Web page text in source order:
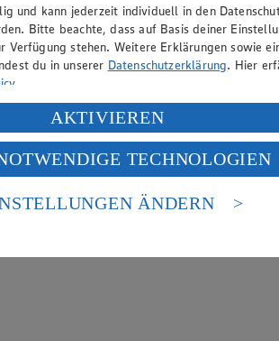
und kann jederzeit individuell in den
Bitte beachte, dass auf Basis deiner
Verfügung stehen. Weitere Erklärungen sowie
du in unserer Datenschutzerklärung. Hier
.
Daten in den USA durch Facebook und
willigst du im Sinne des Art. 49 Abs. 1 Satz
verarbeitet werden. Der EuGH sieht die USA
nicht angemessenen Datenschutzniveau
amerikanische Behörden.
AKTIVIEREN
TECHNOLOGIEN
ÄNDERN